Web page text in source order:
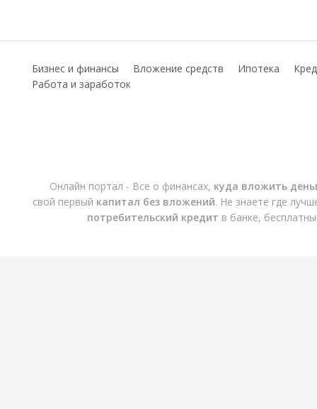
Бизнес и финансы Вложение средств Ипотека
Работа и заработок
Онлайн портал - Все о финансах, куда вложить
свой первый капитал без вложений. Не знаете где
потребительский кредит в банке,